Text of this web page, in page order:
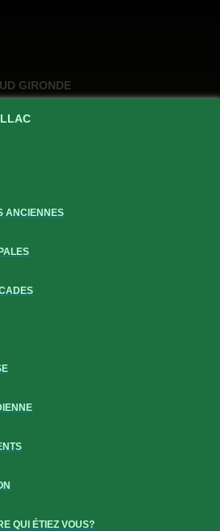
GIRONDE
ANCIENNES
QUI ÉTIEZ VOUS?